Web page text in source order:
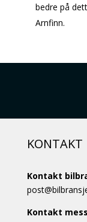
bedre på
Arnfinn.
KONTAKT
Kontakt
Kontakt